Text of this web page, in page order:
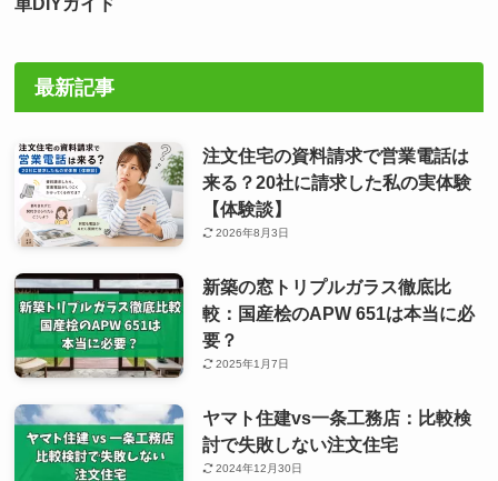
最新記事
注文住宅の資料請求で営業電話は
来る？20社に請求した私の実体験
【体験談】
2026年8月3日
新築の窓トリプルガラス徹底比
較：国産桧のAPW 651は本当に必
要？
2025年1月7日
ヤマト住建vs一条工務店：比較検
討で失敗しない注文住宅
2024年12月30日